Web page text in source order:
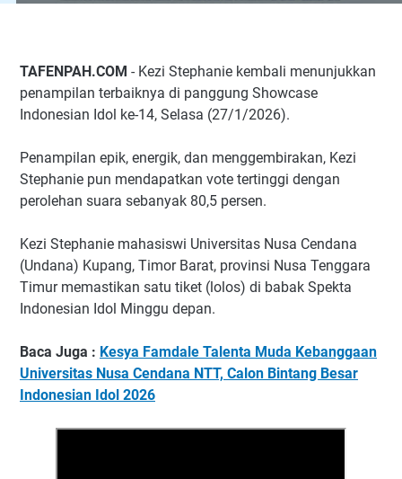
TAFENPAH.COM - Kezi Stephanie kembali menunjukkan
penampilan terbaiknya di panggung Showcase
Indonesian Idol ke-14, Selasa (27/1/2026).
Penampilan epik, energik, dan menggembirakan, Kezi
Stephanie pun mendapatkan vote tertinggi dengan
perolehan suara sebanyak 80,5 persen.
Kezi Stephanie mahasiswi Universitas Nusa Cendana
(Undana) Kupang, Timor Barat, provinsi Nusa Tenggara
Timur memastikan satu tiket (lolos) di babak Spekta
Indonesian Idol Minggu depan.
Baca Juga : Kesya Famdale Talenta Muda Kebanggaan
Universitas Nusa Cendana NTT, Calon Bintang Besar
Indonesian Idol 2026